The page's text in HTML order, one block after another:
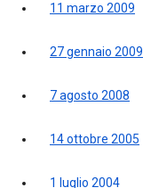
11 marzo 2009
27 gennaio 2009
7 agosto 2008
14 ottobre 2005
1 luglio 2004